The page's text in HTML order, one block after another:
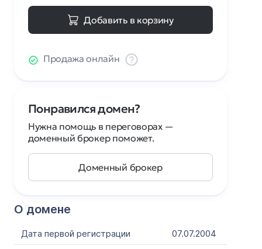
О домене
Дата первой регистрации
07.07.2004
Добавить в корзину
Продажа онлайн
Понравился домен?
Нужна помощь в переговорах —
доменный брокер поможет.
Доменный брокер